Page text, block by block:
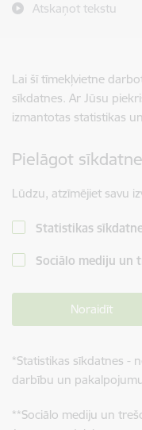
Atskaņot tekstu
Lai šī tīmekļvietne
sīkdatnes. Ar Jūsu
izmantotas statistikas
Pielāgot
Lūdzu, atzīmējiet savu
Statistikas
Sociālo mediju un
Noraidīt
*Statistikas sīkdatnes -
darbību un
**Sociālo mediju un